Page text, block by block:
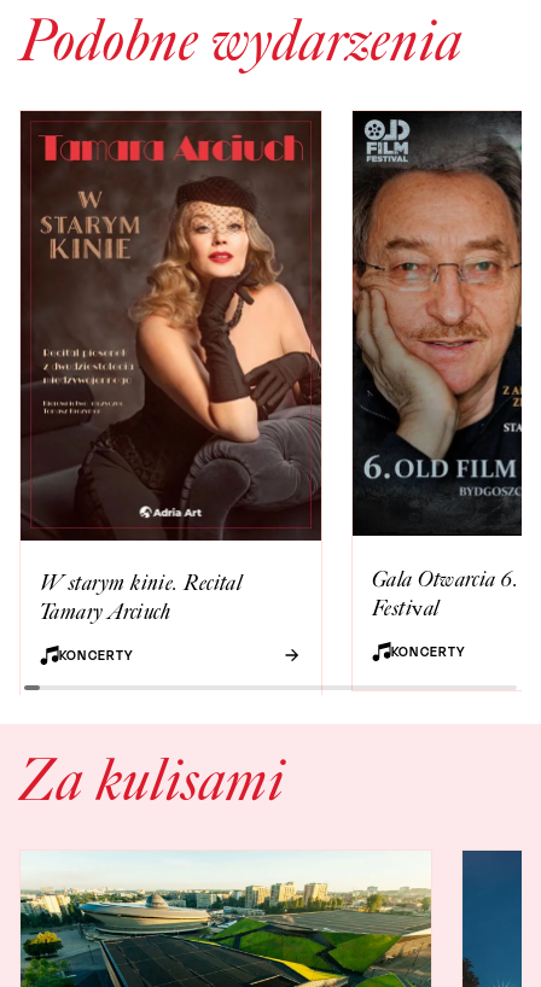
Podobne wydarzenia
W starym kinie. Recital
Tamary Arciuch
KONCERTY
Gala Otwarcia 6.
Festival
KONCERTY
Za kulisami